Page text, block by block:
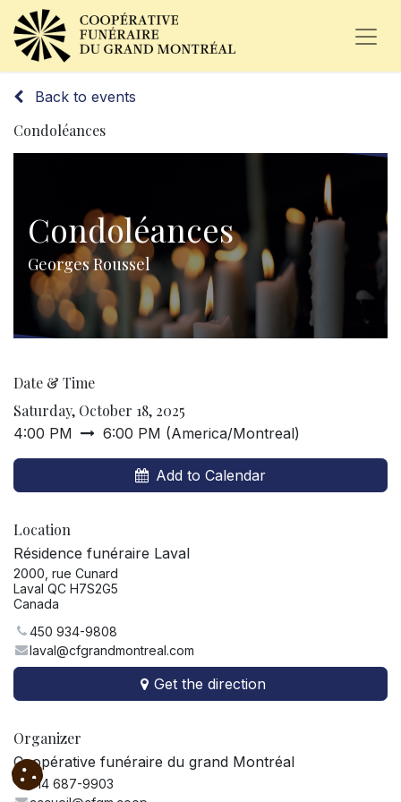
Back to events
Condoléances
Condoléances
Georges Roussel
Date & Time
Saturday, October 18, 2025
4:00 PM 6:00 PM (America/Montreal)
Add to Calendar
Location
Résidence funéraire Laval
2000, rue Cunard
Laval QC H7S2G5
Canada
450 934-9808
laval@cfgrandmontreal.com
Get the direction
Organizer
Coopérative funéraire du grand Montréal
514 687-9903